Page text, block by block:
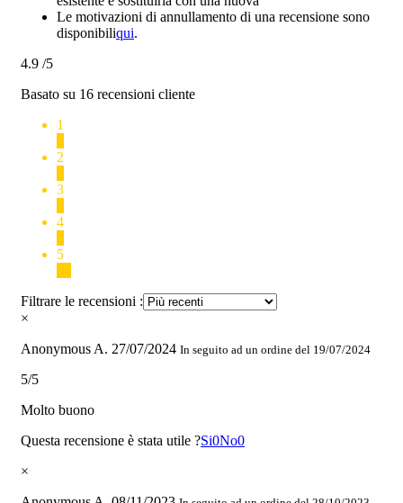
Le motivazioni di annullamento di una recensione sono
disponibiliqui.
4.9 /5
Basato su 16 recensioni cliente
1
2
3
4
5
Filtrare le recensioni :
×
Anonymous A. 27/07/2024 In seguito ad un ordine del 19/07/2024
5/5
Molto buono
Questa recensione è stata utile ?Si0No0
×